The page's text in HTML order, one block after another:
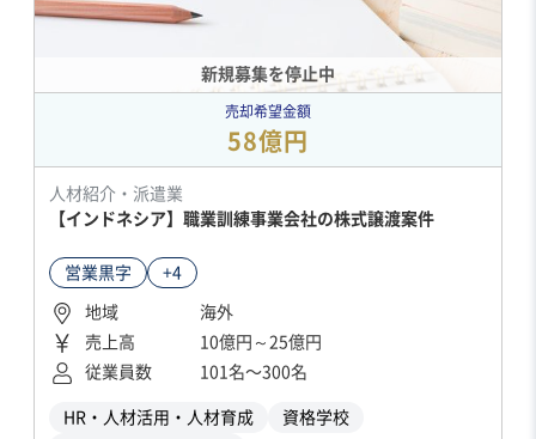
新規募集を停止中
売却希望金額
58億円
人材紹介・派遣業
【インドネシア】職業訓練事業会社の株式譲渡案件
営業黒字 +4
地域
海外
売上高
10億円～25億円
従業員数
101名〜300名
HR・人材活用・人材育成
資格学校